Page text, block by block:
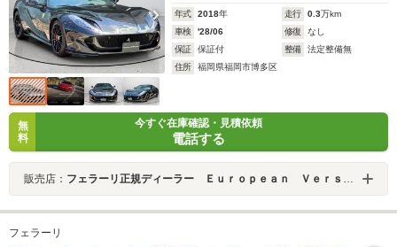
年式 2018年 走行 0.3万km
車検
'28/06 修復
なし
保証
保証付 整備
法定整備無
住所
福岡県福岡市博多区
無
料
今すぐ在庫確認・見積依頼
電話する
販売店： フェラーリ正規ディーラー Ｅｕｒｏｐｅａｎ Ｖｅｒｓｉｏｎ ＨＡＫＡＴＡ
フェラーリ